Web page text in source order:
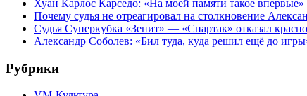
Хуан Карлос Карседо: «На моей памяти такое впервые»
Почему судья не отреагировал на столкновение
Судья Суперкубка «Зенит» — «Спартак» отказал
Александр Соболев: «Бил туда, куда решил ещё до
Рубрики